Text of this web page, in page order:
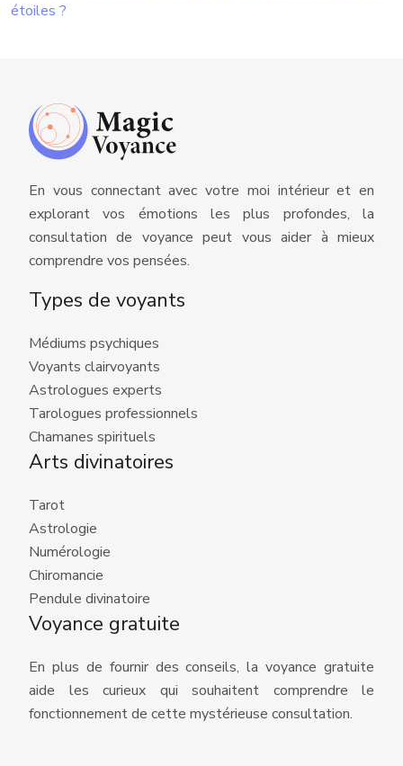
étoiles ?
En vous connectant avec votre moi intérieur et en
explorant vos émotions les plus profondes, la
consultation de voyance peut vous aider à mieux
comprendre vos pensées.
Types de voyants
Médiums psychiques
Voyants clairvoyants
Astrologues experts
Tarologues professionnels
Chamanes spirituels
Arts divinatoires
Tarot
Astrologie
Numérologie
Chiromancie
Pendule divinatoire
Voyance gratuite
En plus de fournir des conseils, la voyance gratuite
aide les curieux qui souhaitent comprendre le
fonctionnement de cette mystérieuse consultation.